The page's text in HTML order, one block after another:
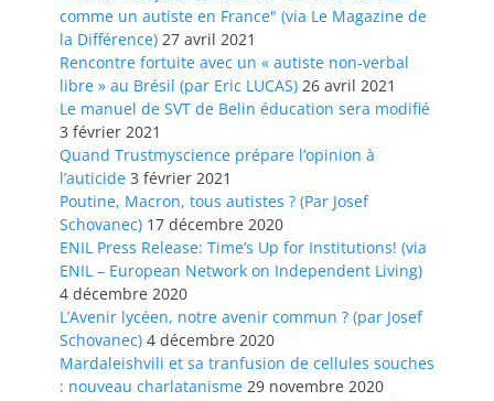
comme un autiste en France" (via Le Magazine de
la Différence) 27 avril 2021
Rencontre fortuite avec un « autiste non-verbal
libre » au Brésil (par Eric LUCAS) 26 avril 2021
Le manuel de SVT de Belin éducation sera modifié
3 février 2021
Quand Trustmyscience prépare l’opinion à
l’auticide 3 février 2021
Poutine, Macron, tous autistes ? (Par Josef
Schovanec) 17 décembre 2020
ENIL Press Release: Time’s Up for Institutions! (via
ENIL – European Network on Independent Living)
4 décembre 2020
L’Avenir lycéen, notre avenir commun ? (par Josef
Schovanec) 4 décembre 2020
Mardaleishvili et sa tranfusion de cellules souches
: nouveau charlatanisme 29 novembre 2020